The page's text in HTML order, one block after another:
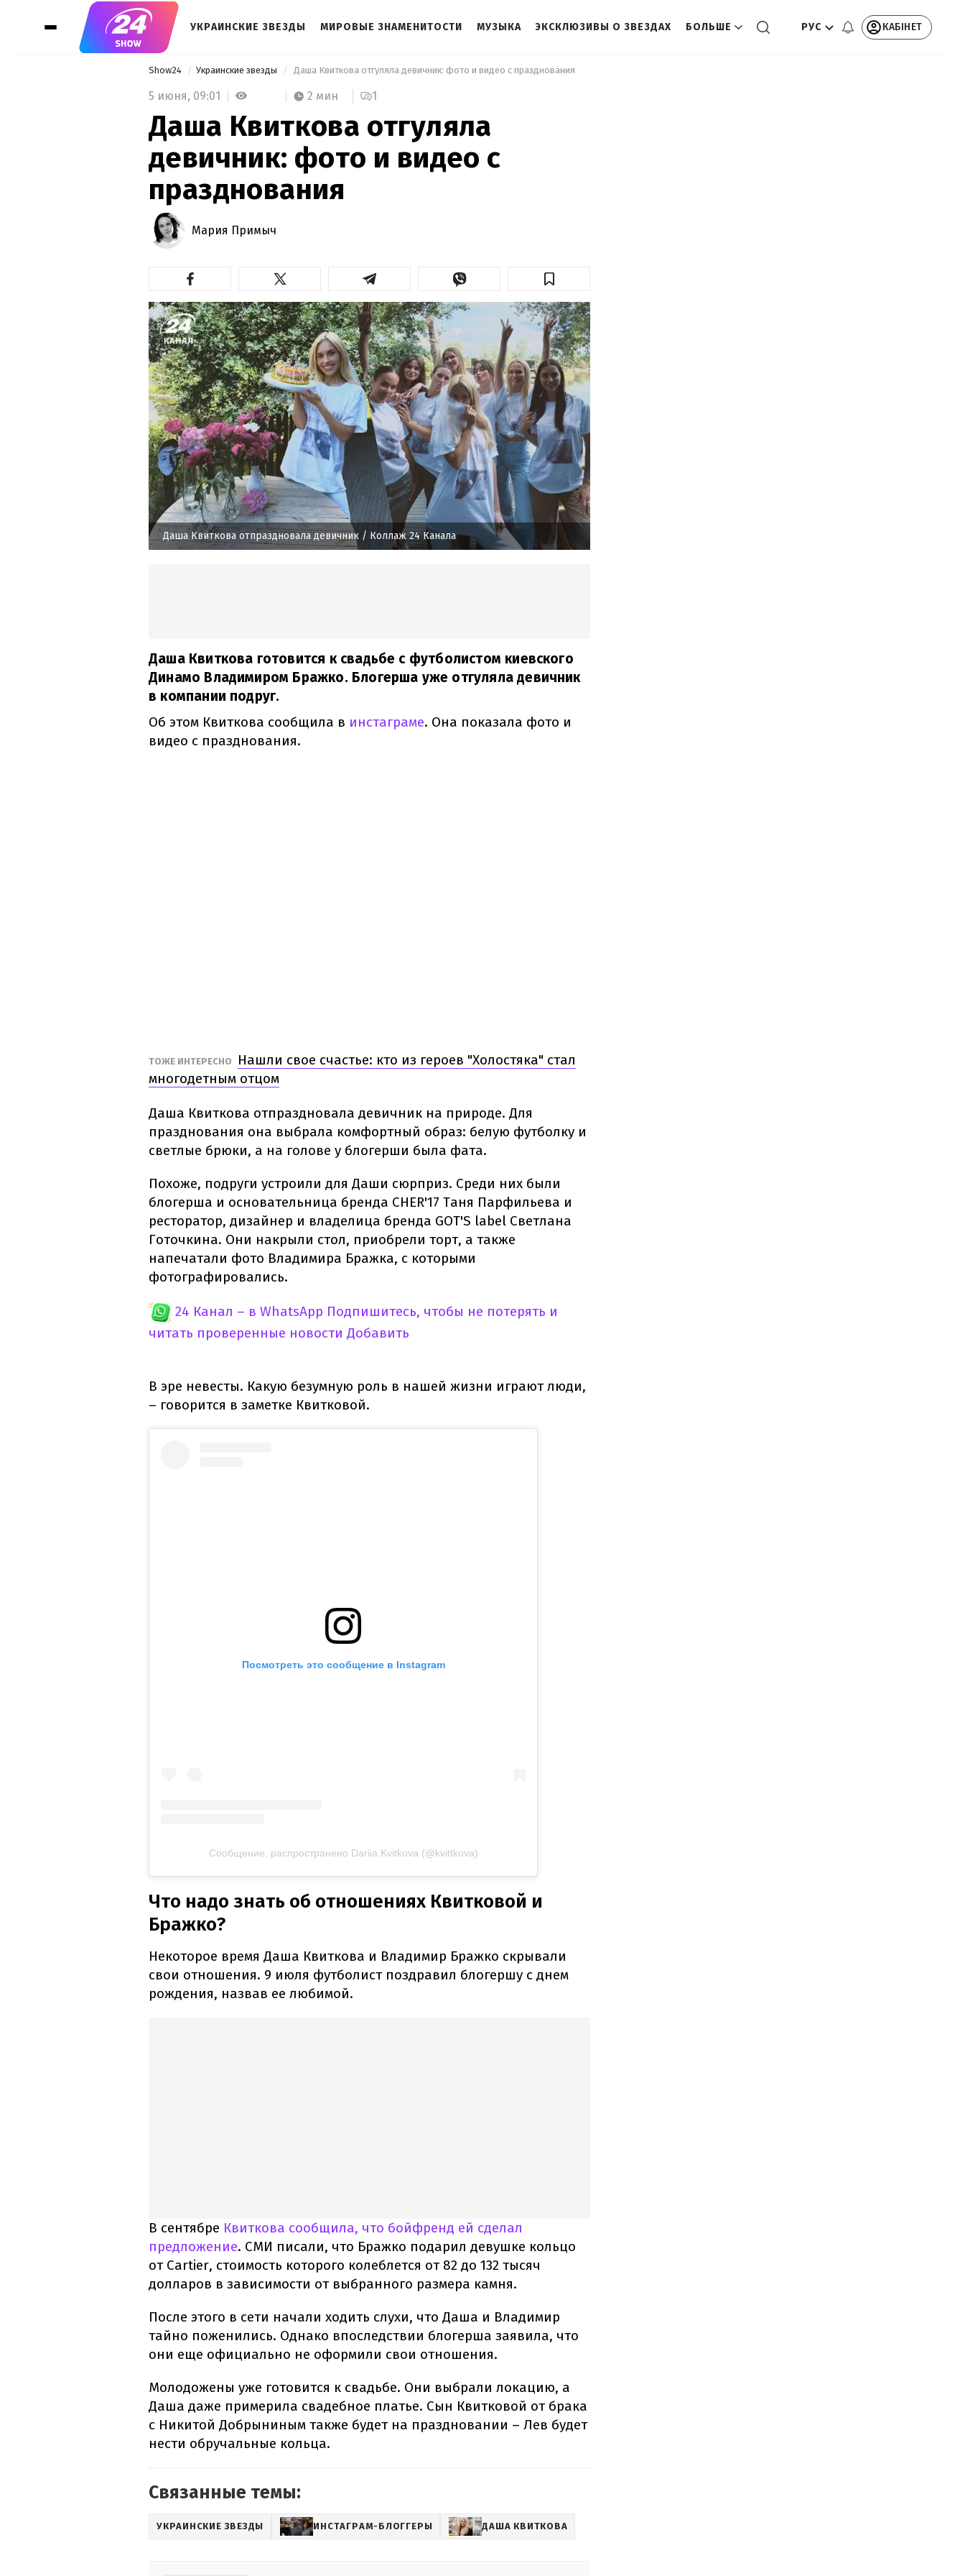
УКРАИНСКИЕ ЗВЕЗДЫ МИРОВЫЕ ЗНАМЕНИТОСТИ МУЗЫКА ЭКСКЛЮЗИВЫ О ЗВЕЗДАХ БОЛЬШЕ РУС КАБІНЕТ
Show24 Украинские звезды Даша Квиткова отгуляла девичник: фото и видео с празднования
5 июня, 09:01 2 мин 1
Даша Квиткова отгуляла
девичник: фото и видео с
празднования
Мария Примыч
Даша Квиткова отпраздновала девичник / Коллаж 24 Канала
Даша Квиткова готовится к свадьбе с футболистом киевского
Динамо Владимиром Бражко. Блогерша уже отгуляла девичник
в компании подруг.
Об этом Квиткова сообщила в инстаграме. Она показала фото и
видео с празднования.
ТОЖЕ ИНТЕРЕСНО
Нашли свое счастье: кто из героев "Холостяка" стал
многодетным отцом
Даша Квиткова отпраздновала девичник на природе. Для
празднования она выбрала комфортный образ: белую футболку и
светлые брюки, а на голове у блогерши была фата.
Похоже, подруги устроили для Даши сюрприз. Среди них были
блогерша и основательница бренда CHER'17 Таня Парфильева и
ресторатор, дизайнер и владелица бренда GOT'S label Светлана
Готочкина. Они накрыли стол, приобрели торт, а также
напечатали фото Владимира Бражка, с которыми
фотографировались.
24 Канал – в WhatsApp Подпишитесь, чтобы не потерять и
читать проверенные новости Добавить
В эре невесты. Какую безумную роль в нашей жизни играют люди,
– говорится в заметке Квитковой.
Посмотреть это сообщение в Instagram
Сообщение, распространено Dariia Kvitkova (@kvittkova)
Что надо знать об отношениях Квитковой и
Бражко?
Некоторое время Даша Квиткова и Владимир Бражко скрывали
свои отношения. 9 июля футболист поздравил блогершу с днем
рождения, назвав ее любимой.
В сентябре Квиткова сообщила, что бойфренд ей сделал
предложение. СМИ писали, что Бражко подарил девушке кольцо
от Cartier, стоимость которого колеблется от 82 до 132 тысяч
долларов в зависимости от выбранного размера камня.
После этого в сети начали ходить слухи, что Даша и Владимир
тайно поженились. Однако впоследствии блогерша заявила, что
они еще официально не оформили свои отношения.
Молодожены уже готовится к свадьбе. Они выбрали локацию, а
Даша даже примерила свадебное платье. Сын Квитковой от брака
с Никитой Добрыниным также будет на праздновании – Лев будет
нести обручальные кольца.
Связанные темы:
УКРАИНСКИЕ ЗВЕЗДЫ ИНСТАГРАМ-БЛОГГЕРЫ ДАША КВИТКОВА